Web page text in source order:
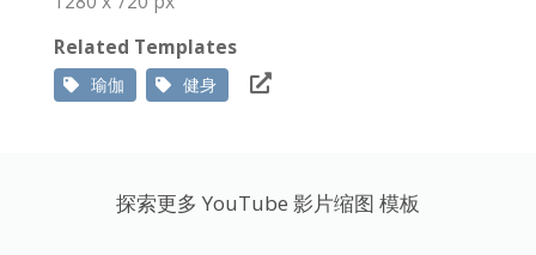
Related Templates
瑜伽 健身
探索更多 YouTube 影片缩图 模板